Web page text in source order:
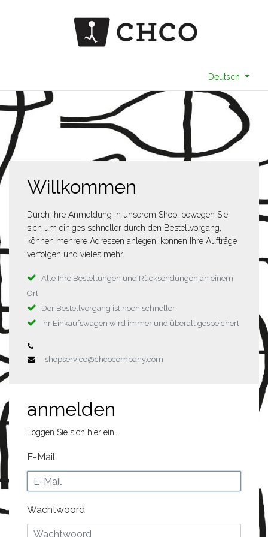
Deutsch
Willkommen
Durch Ihre Anmeldung in unserem Shop, bewegen Sie
sich um einiges schneller durch den Bestellvorgang,
können mehrere Adressen anlegen, können Ihre Aufträge
verfolgen und vieles mehr.
Alle Ihre Bestellungen und Rücksendungen an einem
Ort
Der Bestellvorgang ist noch schneller
Ihr Einkaufswagen wird immer und überall gespeichert
shopservice@chcocompany.com
anmelden
Loggen Sie sich hier ein.
E-Mail
Wachtwoord